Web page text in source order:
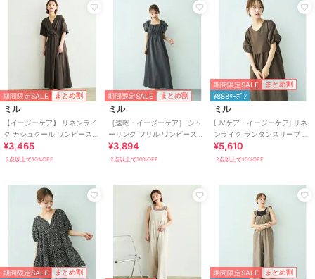
期間限定SALE まとめ割
ミル
【イージーケア】 リネンライ
ク カシュクール ワンピース
【mil/ミル】
¥3,465
2点以上で10%OFF
期間限定SALE まとめ割
ミル
［速乾・イージーケア］ シャ
ーリング フリル ワンピース
【mil/ミル】
¥3,894
2点以上で10%OFF
期間限定SALE まとめ割
¥888ｸｰﾎﾟﾝ
ミル
[UVケア・イージーケア] リネ
ンライク ランタンスリーブ ワ
ンピース 【mil/ミル】
¥5,610
2点以上で10%OFF
期間限定SALE まとめ割 期間限定SALE まとめ割